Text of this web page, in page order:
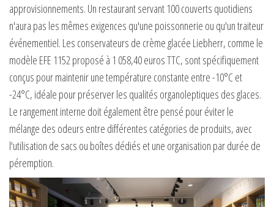
approvisionnements. Un restaurant servant 100 couverts quotidiens
n'aura pas les mêmes exigences qu'une poissonnerie ou qu'un traiteur
événementiel. Les conservateurs de crème glacée Liebherr, comme le
modèle EFE 1152 proposé à 1 058,40 euros TTC, sont spécifiquement
conçus pour maintenir une température constante entre -10°C et
-24°C, idéale pour préserver les qualités organoleptiques des glaces.
Le rangement interne doit également être pensé pour éviter le
mélange des odeurs entre différentes catégories de produits, avec
l'utilisation de sacs ou boîtes dédiés et une organisation par durée de
péremption.